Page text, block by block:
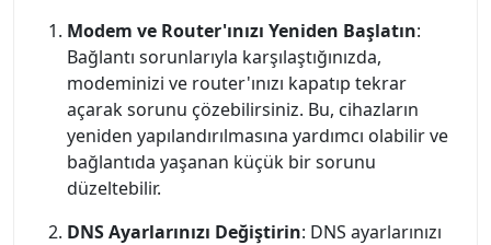
Modem ve Router'ınızı Yeniden Başlatın:
Bağlantı sorunlarıyla karşılaştığınızda,
modeminizi ve router'ınızı kapatıp tekrar
açarak sorunu çözebilirsiniz. Bu, cihazların
yeniden yapılandırılmasına yardımcı olabilir ve
bağlantıda yaşanan küçük bir sorunu
düzeltebilir.
DNS Ayarlarınızı Değiştirin: DNS ayarlarınızı